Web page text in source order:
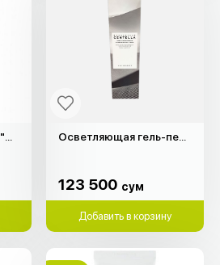
123 500 сум
Добавить в корзину